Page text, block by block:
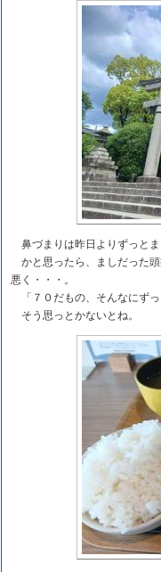
鼻づまりは昨日よりずっとま
かと思ったら、ましだった
悪く・・・。
「７０だもの、そんなにずっ
そう思っとかないとね。